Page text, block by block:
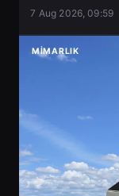
7 Aug 2026, 09:59
MIMARLIK